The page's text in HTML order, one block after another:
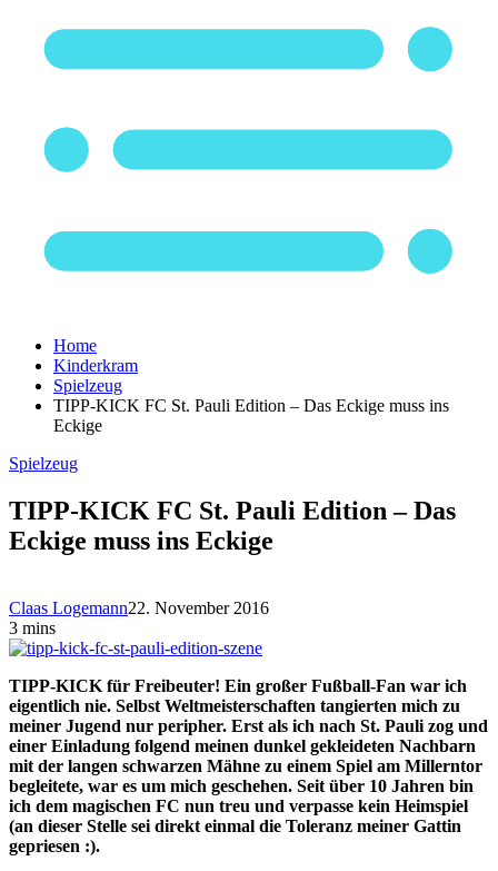
Home
Kinderkram
Spielzeug
TIPP-KICK FC St. Pauli Edition – Das Eckige muss ins
Eckige
Spielzeug
TIPP-KICK FC St. Pauli Edition – Das
Eckige muss ins Eckige
Claas Logemann22. November 2016
3 mins
TIPP-KICK für Freibeuter! Ein großer Fußball-Fan war ich
eigentlich nie. Selbst Weltmeisterschaften tangierten mich zu
meiner Jugend nur peripher. Erst als ich nach St. Pauli zog und
einer Einladung folgend meinen dunkel gekleideten Nachbarn
mit der langen schwarzen Mähne zu einem Spiel am Millerntor
begleitete, war es um mich geschehen. Seit über 10 Jahren bin
ich dem magischen FC nun treu und verpasse kein Heimspiel
(an dieser Stelle sei direkt einmal die Toleranz meiner Gattin
gepriesen :).